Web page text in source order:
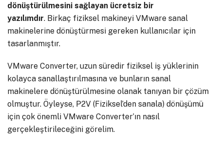
dönüştürülmesini sağlayan ücretsiz bir
yazılımdır. Birkaç fiziksel makineyi VMware sanal
makinelerine dönüştürmesi gereken kullanıcılar için
tasarlanmıştır.
VMware Converter, uzun süredir fiziksel iş yüklerinin
kolayca sanallaştırılmasına ve bunların sanal
makinelere dönüştürülmesine olanak tanıyan bir çözüm
olmuştur. Öyleyse, P2V (Fiziksel’den sanala) dönüşümü
için çok önemli VMware Converter’ın nasıl
gerçekleştirileceğini görelim.